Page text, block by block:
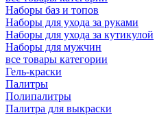
Наборы баз и топов
Наборы для ухода за руками
Наборы для ухода за кутикулой
Наборы для мужчин
все товары категории
Гель-краски
Палитры
Полипалитры
Палитра для выкраски